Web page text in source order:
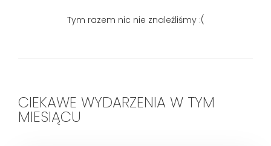
Tym razem nic nie znaleźliśmy :(
CIEKAWE WYDARZENIA W TYM
MIESIĄCU